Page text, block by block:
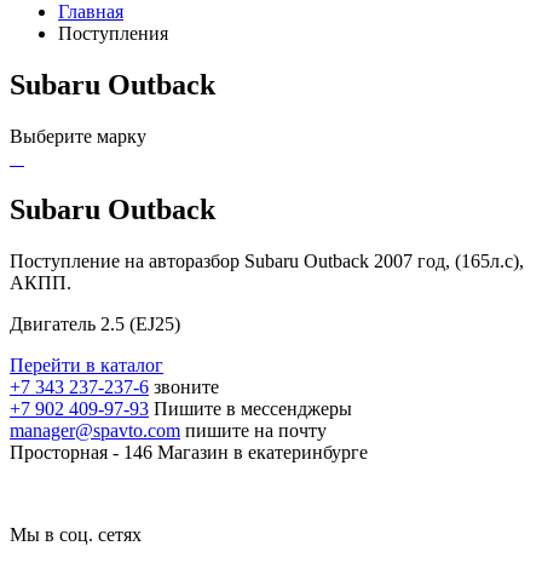
Главная
Поступления
Subaru Outback
Выберите марку
Subaru Outback
Поступление на авторазбор Subaru Outback 2007 год, (165л.с),
АКПП.
Двигатель 2.5 (EJ25)
Перейти в каталог
+7 343 237-237-6 звоните
+7 902 409-97-93 Пишите в мессенджеры
manager@spavto.com пишите на почту
Просторная - 146 Магазин в екатеринбурге
Мы в соц. сетях